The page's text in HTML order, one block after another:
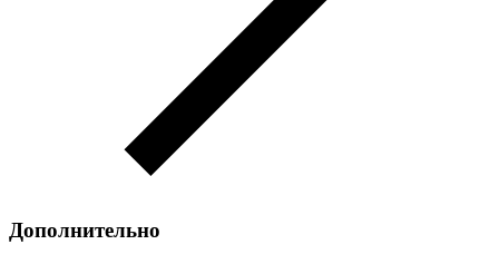
Дополнительно